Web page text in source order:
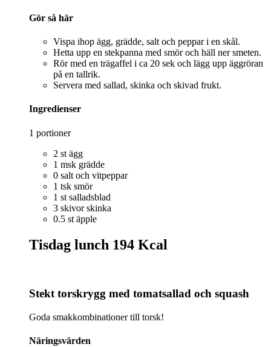
Gör så här
Vispa ihop ägg, grädde, salt och peppar i en skål.
Hetta upp en stekpanna med smör och häll ner smeten.
Rör med en trägaffel i ca 20 sek och lägg upp äggröran
på en tallrik.
Servera med sallad, skinka och skivad frukt.
Ingredienser
1 portioner
2 st ägg
1 msk grädde
0 salt och vitpeppar
1 tsk smör
1 st salladsblad
3 skivor skinka
0.5 st äpple
Tisdag lunch 194 Kcal
Stekt torskrygg med tomatsallad och squash
Goda smakkombinationer till torsk!
Näringsvärden